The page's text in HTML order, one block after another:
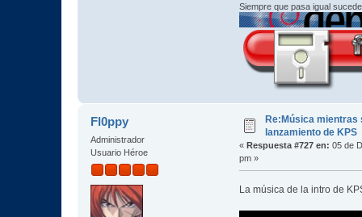
Siempre que pasa igual
Fl0ppy
Administrador
Usuario Héroe
Re:Música mientras
lanzamiento de KPS
« Respuesta #727 en: 05 de
pm »
La música de la intro de